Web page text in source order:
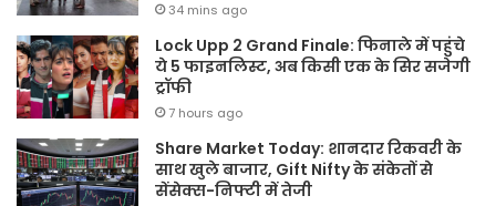
34 mins ago
Lock Upp 2 Grand Finale: फिनाले में पहुंचे
ये 5 फाइनलिस्ट, अब किसी एक के सिर सजेगी
ट्रॉफी
7 hours ago
Share Market Today: शानदार रिकवरी के
साथ खुले बाजार, Gift Nifty के संकेतों से
सेंसेक्स-निफ्टी में तेजी